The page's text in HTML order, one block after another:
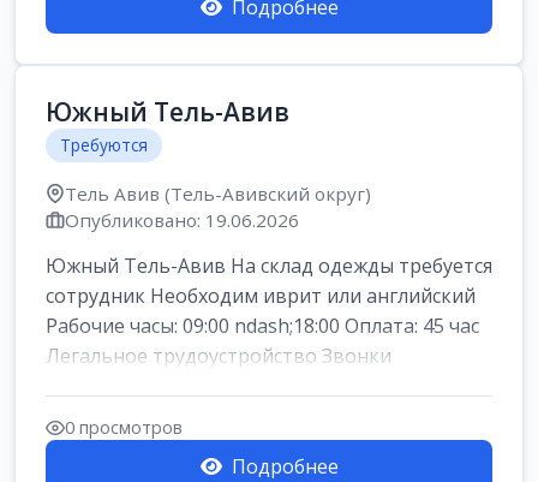
Подробнее
Южный Тель-Авив
Требуются
Тель Авив (Тель-Авивский округ)
Опубликовано: 19.06.2026
Южный Тель-Авив На склад одежды требуется
сотрудник Необходим иврит или английский
Рабочие часы: 09:00 ndash;18:00 Оплата: 45 час
Легальное трудоустройство Звонки
0 просмотров
Подробнее